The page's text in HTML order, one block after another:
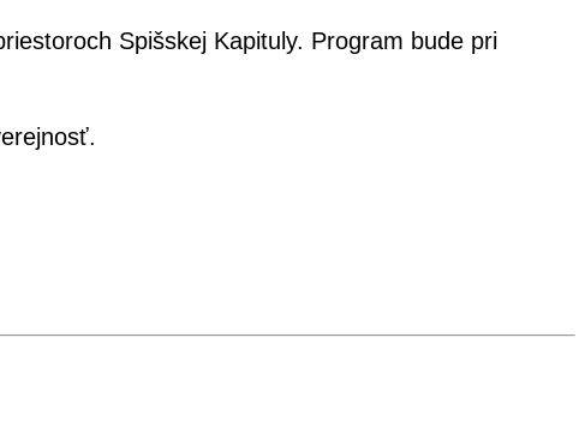
Spišskej Kapituly. Program bude pri